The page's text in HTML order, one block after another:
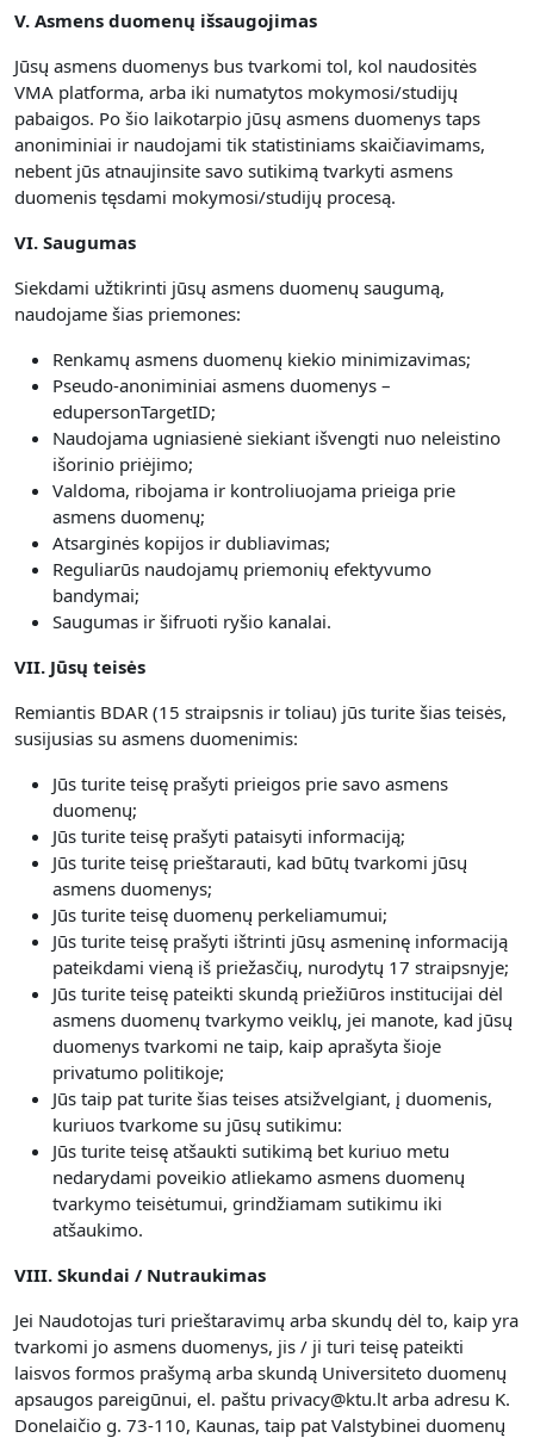
V. Asmens duomenų išsaugojimas
Jūsų asmens duomenys bus tvarkomi tol, kol naudositės
VMA platforma, arba iki numatytos mokymosi/studijų
pabaigos. Po šio laikotarpio jūsų asmens duomenys taps
anoniminiai ir naudojami tik statistiniams skaičiavimams,
nebent jūs atnaujinsite savo sutikimą tvarkyti asmens
duomenis tęsdami mokymosi/studijų procesą.
VI. Saugumas
Siekdami užtikrinti jūsų asmens duomenų saugumą,
naudojame šias priemones:
Renkamų asmens duomenų kiekio minimizavimas;
Pseudo-anoniminiai asmens duomenys –
edupersonTargetID;
Naudojama ugniasienė siekiant išvengti nuo neleistino
išorinio priėjimo;
Valdoma, ribojama ir kontroliuojama prieiga prie
asmens duomenų;
Atsarginės kopijos ir dubliavimas;
Reguliarūs naudojamų priemonių efektyvumo
bandymai;
Saugumas ir šifruoti ryšio kanalai.
VII. Jūsų teisės
Remiantis BDAR (15 straipsnis ir toliau) jūs turite šias teisės,
susijusias su asmens duomenimis:
Jūs turite teisę prašyti prieigos prie savo asmens
duomenų;
Jūs turite teisę prašyti pataisyti informaciją;
Jūs turite teisę prieštarauti, kad būtų tvarkomi jūsų
asmens duomenys;
Jūs turite teisę duomenų perkeliamumui;
Jūs turite teisę prašyti ištrinti jūsų asmeninę informaciją
pateikdami vieną iš priežasčių, nurodytų 17 straipsnyje;
Jūs turite teisę pateikti skundą priežiūros institucijai dėl
asmens duomenų tvarkymo veiklų, jei manote, kad jūsų
duomenys tvarkomi ne taip, kaip aprašyta šioje
privatumo politikoje;
Jūs taip pat turite šias teises atsižvelgiant, į duomenis,
kuriuos tvarkome su jūsų sutikimu:
Jūs turite teisę atšaukti sutikimą bet kuriuo metu
nedarydami poveikio atliekamo asmens duomenų
tvarkymo teisėtumui, grindžiamam sutikimu iki
atšaukimo.
VIII. Skundai / Nutraukimas
Jei Naudotojas turi prieštaravimų arba skundų dėl to, kaip yra
tvarkomi jo asmens duomenys, jis / ji turi teisę pateikti
laisvos formos prašymą arba skundą Universiteto duomenų
apsaugos pareigūnui, el. paštu privacy@ktu.lt arba adresu K.
Donelaičio g. 73-110, Kaunas, taip pat Valstybinei duomenų